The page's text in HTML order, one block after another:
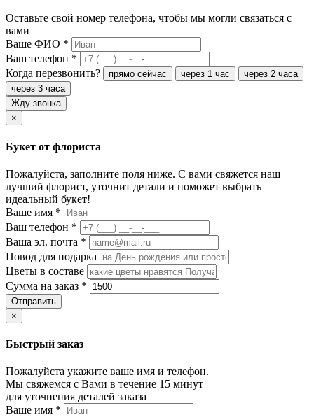
Оставьте свой номер телефона, чтобы мы могли связаться с
вами
Ваше ФИО *
Ваш телефон *
Когда перезвонить?
прямо сейчас через 1 час
через 2 часа
через 3 часа
Жду звонка
×
Букет от флориста
Пожалуйста, заполните поля ниже. С вами свяжется наш
лучший флорист, уточнит детали и поможет выбрать
идеальный букет!
Ваше имя *
Ваш телефон *
Ваша эл. почта *
Повод для подарка
Цветы в составе
Сумма на заказ *
Отправить
×
Быстрый заказ
Пожалуйста укажите ваше имя и телефон.
Мы свяжемся с Вами в течение 15 минут
для уточнения деталей заказа
Ваше имя *